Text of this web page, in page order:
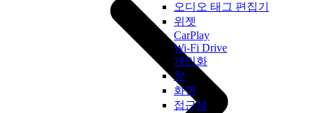
오디오 태그 편집기
위젯
CarPlay
Wi-Fi Drive
개인화
창
화면
접근성